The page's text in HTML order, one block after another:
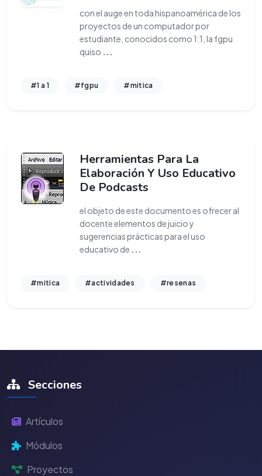
con el auge en toda hispanoamérica de los
proyectos de un computador por
estudiante, conocidos como 1:1, la fgpu
quiso ...
#1 a 1 #fgpu #mitica
Herramientas Para La
Elaboración Y Uso Educativo
De Podcasts
el objeto de este documento es ofrecer al
docente elementos de juicio y
sugerencias prácticas para el uso
educativo de ...
#mitica #actividades #resenas
Secciones
Artículos
Módulos
Proyectos